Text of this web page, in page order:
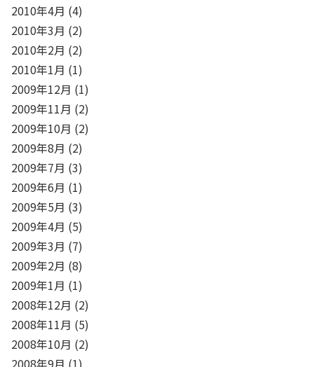
2010年4月 (4)
2010年3月 (2)
2010年2月 (2)
2010年1月 (1)
2009年12月 (1)
2009年11月 (2)
2009年10月 (2)
2009年8月 (2)
2009年7月 (3)
2009年6月 (1)
2009年5月 (3)
2009年4月 (5)
2009年3月 (7)
2009年2月 (8)
2009年1月 (1)
2008年12月 (2)
2008年11月 (5)
2008年10月 (2)
2008年9月 (1)